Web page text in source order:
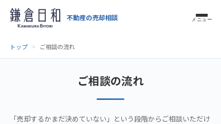
不動産の売却相談 メニュー
トップ ご相談の流れ
ご相談の流れ
「売却するかまだ決めていない」という段階からご相談いただけ